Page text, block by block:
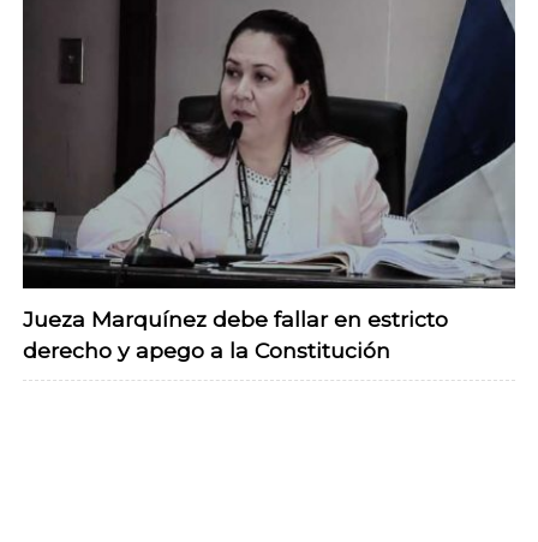
Jueza Marquínez debe fallar en estricto
derecho y apego a la Constitución